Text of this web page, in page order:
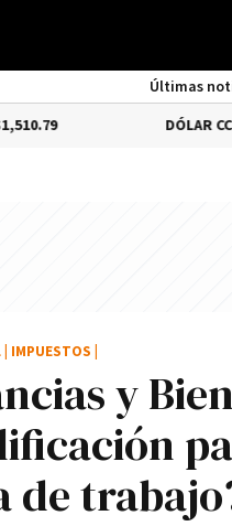
Últimas
$1,559.41
y
de
IMPUESTOS